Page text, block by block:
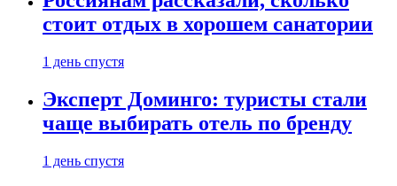
стоит отдых в хорошем санатории
1 день спустя
Эксперт Доминго: туристы стали
чаще выбирать отель по бренду
1 день спустя